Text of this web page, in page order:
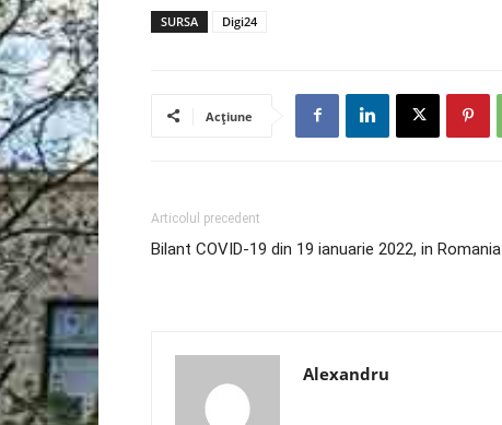
SURSA Digi24
Acțiune
Articolul precedent
Bilant COVID-19 din 19 ianuarie 2022, in Romania
Alexandru